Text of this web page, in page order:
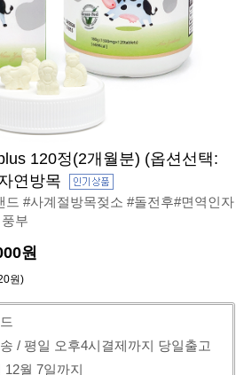
120정(2개월분) (옵션선택:
연방목
드 #사계절방목젖소 #돌전후#면역인자
부
원
원)
/ 평일 오후4시결제까지 당일출고
12월 7일까지